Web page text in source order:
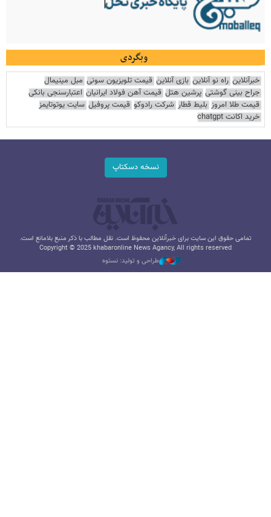
وبگردی
خبرآنلاین راه نو آنلاین بازی آنلاین قیمت تلویزیون سونی مبل مینیمال
جراح بینی گوشتی پرشین هتل قیمت آهن فولاد ایرانیان اعتبارسنجی بانکی
قیمت طلا امروز بلیط قطار شرکت رادوکو قیمت پروفیل سایت یوتوتایمز
خرید اکانت chatgpt
نسخه دسکتاپ
تمامی حقوق این سایت برای خبرآنلاین محفوظ است. نقل مطالب با ذکر منبع بلامانع است.
Copyright © 2025 khabaronline News Agancy, All rights reserved
طراحی و تولید: نستوه